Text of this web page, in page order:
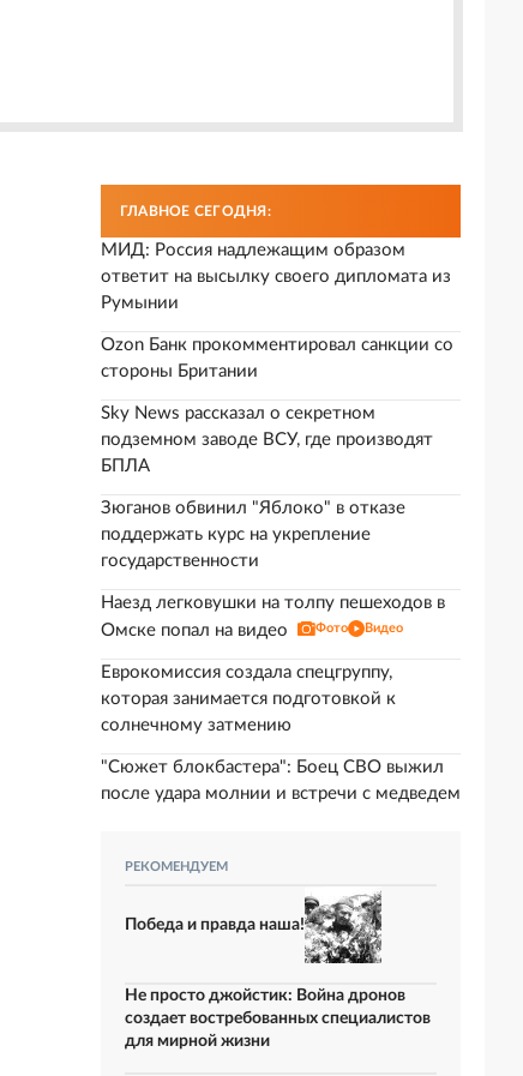
ГЛАВНОЕ СЕГОДНЯ:
МИД: Россия надлежащим образом
ответит на высылку своего дипломата из
Румынии
Ozon Банк прокомментировал санкции со
стороны Британии
Sky News рассказал о секретном
подземном заводе ВСУ, где производят
БПЛА
Зюганов обвинил "Яблоко" в отказе
поддержать курс на укрепление
государственности
Наезд легковушки на толпу пешеходов в
Омске попал на видео
Фото Видео
Еврокомиссия создала спецгруппу,
которая занимается подготовкой к
солнечному затмению
"Сюжет блокбастера": Боец СВО выжил
после удара молнии и встречи с медведем
РЕКОМЕНДУЕМ
Победа и правда наша!
Не просто джойстик: Война дронов
создает востребованных специалистов
для мирной жизни